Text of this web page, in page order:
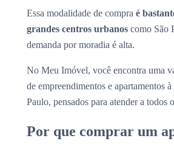
Essa modalidade de compra é
grandes centros urbanos como São
demanda por moradia é alta.
No Meu Imóvel, você encontra uma
de empreendimentos e apartamentos
Paulo, pensados para atender a todos
Por que comprar um